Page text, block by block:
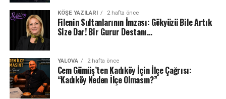
KÖŞE YAZILARI 2 hafta önce
Filenin Sultanlarının İmzası: Gökyüzü Bile Artık
Size Dar! Bir Gurur Destanı…
YALOVA 2 hafta önce
Cem Gümüş’ten Kadıköy İçin İlçe Çağrısı:
“Kadıköy Neden İlçe Olmasın?”